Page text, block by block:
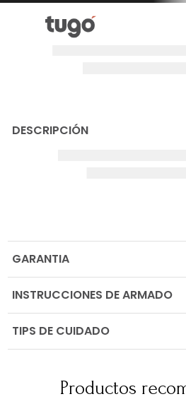
DESCRIPCIÓN
GARANTIA
INSTRUCCIONES DE ARMADO
TIPS DE CUIDADO
Productos